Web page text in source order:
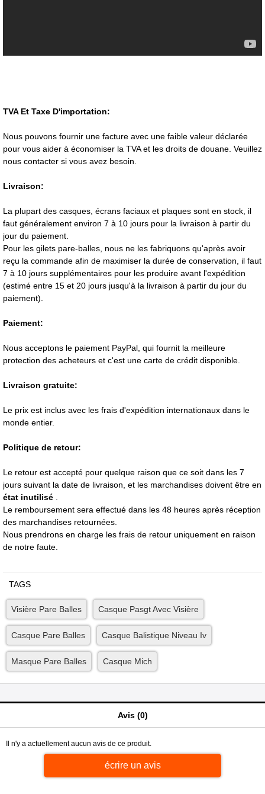
TVA Et Taxe D'importation:
Nous pouvons fournir une facture avec une faible valeur déclarée
pour vous aider à économiser la TVA et les droits de douane. Veuillez
nous contacter si vous avez besoin.
Livraison:
La plupart des casques, écrans faciaux et plaques sont en stock, il
faut généralement environ 7 à 10 jours pour la livraison à partir du
jour du paiement.
Pour les gilets pare-balles, nous ne les fabriquons qu'après avoir
reçu la commande afin de maximiser la durée de conservation, il faut
7 à 10 jours supplémentaires pour les produire avant l'expédition
(estimé entre 15 et 20 jours jusqu'à la livraison à partir du jour du
paiement).
Paiement:
Nous acceptons le paiement PayPal, qui fournit la meilleure
protection des acheteurs et c'est une carte de crédit disponible.
Livraison gratuite:
Le prix est inclus avec les frais d'expédition internationaux dans le
monde entier.
Politique de retour:
Le retour est accepté pour quelque raison que ce soit dans les 7
jours suivant la date de livraison, et les marchandises doivent être en
état inutilisé .
Le remboursement sera effectué dans les 48 heures après réception
des marchandises retournées.
Nous prendrons en charge les frais de retour uniquement en raison
de notre faute.
TAGS
Visière Pare Balles Casque Pasgt Avec Visière
Casque Pare Balles Casque Balistique Niveau Iv
Masque Pare Balles Casque Mich
Avis (0)
Il n'y a actuellement aucun avis de ce produit.
écrire un avis